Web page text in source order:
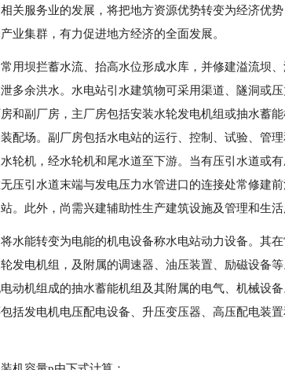
关服务业的发展，将把地方资源优势转变为经济优
业集群，有力促进地方经济的全面发展。
用坝拦蓄水流、抬高水位形成水库，并修建溢流坝
多余洪水。水电站引水建筑物可采用渠道、隧洞或
和副厂房，主厂房包括安装水轮发电机组或抽水蓄
配场。副厂房包括水电站的运行、控制、试验、管
轮机，经水轮机和尾水道至下游。当有压引水道或
压引水道末端与发电压力水管进口的连接处常修建
。此外，尚需兴建辅助性生产建筑设施及管理和生活
水能转变为电能的机电设备称水电站动力设备。其
发电机组，及附属的调速器、油压装置、励磁设备
动机组成的抽水蓄能机组及其附属的电气、机械设
括发电机电压配电设备、升压变压器、高压配电装